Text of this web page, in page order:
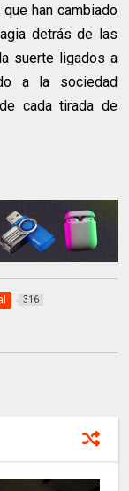
han cambiado
detrás de las
suerte ligados a
a la sociedad
cada tirada de
316